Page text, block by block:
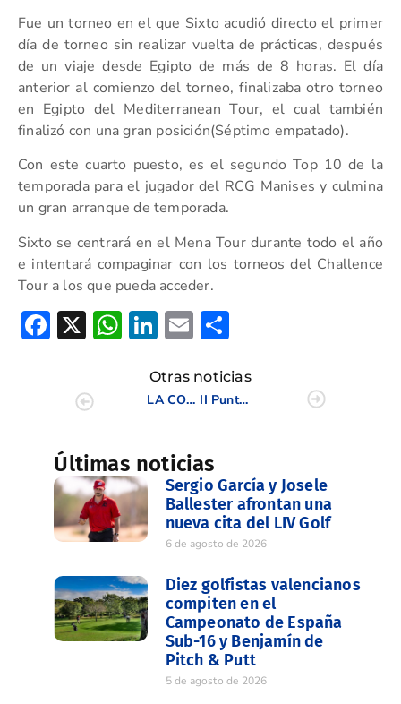
Fue un torneo en el que Sixto acudió directo el primer
día de torneo sin realizar vuelta de prácticas, después
de un viaje desde Egipto de más de 8 horas. El día
anterior al comienzo del torneo, finalizaba otro torneo
en Egipto del Mediterranean Tour, el cual también
finalizó con una gran posición(Séptimo empatado).
Con este cuarto puesto, es el segundo Top 10 de la
temporada para el jugador del RCG Manises y culmina
un gran arranque de temporada.
Sixto se centrará en el Mena Tour durante todo el año
e intentará compaginar con los torneos del Challence
Tour a los que pueda acceder.
Facebook
X WhatsApp
LinkedIn
Email
Otras noticias
LA COPA LEVANTE-MEMORIAL FRANCISCO GIL REÚNE A MÁS DE 190 JUGADORES EN LA JORNADA INAUGURAL
II Puntuable Zonal Comunidad Valenciana – Región de Murcia- Altorreal – 9 y 10 abril 2016
Últimas noticias
Sergio García y Josele
Ballester afrontan una
nueva cita del LIV Golf
6 de agosto de 2026
Diez golfistas valencianos
compiten en el
Campeonato de España
Sub-16 y Benjamín de
Pitch & Putt
5 de agosto de 2026